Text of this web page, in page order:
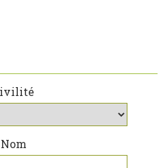
Nom